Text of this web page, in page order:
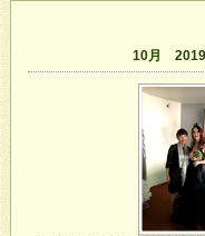
10月 2019